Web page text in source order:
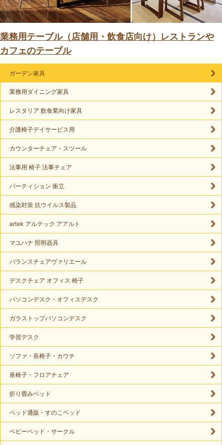
業務用テーブル（店舗用・飲食店向け）レストランや
カフェのテーブル
ガーデン家具
業務用ダイニング家具
レスタリア 飲食業向け家具
介護椅子デイサービス用
カウンターチェア・スツール
法事用 椅子 法事チェア
パーティション 衝立
感染対策 抗ウイルス製品
artek アルテック アアルト
マユハナ 照明器具
バランスチェアヴァリエール
デスクチェア オフィス 椅子
パソコンデスク・オフィスデスク
ガラストップパソコンデスク
学習デスク
ソファ・長椅子・カウチ
座椅子・フロアチェア
折り畳みベッド
ベッド通販・すのこベッド
ベビーベッド・サークル